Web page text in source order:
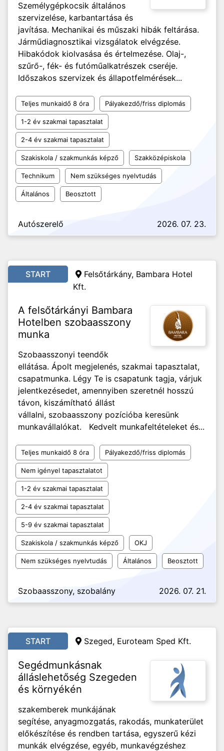
Személygépkocsik általános
szervizelése, karbantartása és
javítása. Mechanikai és műszaki hibák feltárása.
Járműdiagnosztikai vizsgálatok elvégzése.
Hibakódok kiolvasása és értelmezése. Olaj-,
szűrő-, fék- és futóműalkatrészek cseréje.
Időszakos szervizek és állapotfelmérések...
Teljes munkaidő 8 óra Pályakezdő/friss diplomás
1-2 év szakmai tapasztalat
2-4 év szakmai tapasztalat
Szakiskola / szakmunkás képző Szakközépiskola
Technikum Nem szükséges nyelvtudás
Általános Beosztott
Autószerelő 2026. 07. 23.
START
Felsőtárkány, Bambara Hotel
Kft.
A felsőtárkányi Bambara
Hotelben szobaasszony
munka
Szobaasszonyi teendők
ellátása. Ápolt megjelenés, szakmai tapasztalat,
csapatmunka. Légy Te is csapatunk tagja, várjuk
jelentkezésedet, amennyiben szeretnél hosszú
távon, kiszámítható állást
vállalni, szobaasszony pozícióba keresünk
munkavállalókat. Kedvelt munkafeltételeket és...
Teljes munkaidő 8 óra Pályakezdő/friss diplomás
Nem igényel tapasztalatot
1-2 év szakmai tapasztalat
2-4 év szakmai tapasztalat
5-9 év szakmai tapasztalat
Szakiskola / szakmunkás képző OKJ
Nem szükséges nyelvtudás Általános Beosztott
Szobaasszony, szobalány 2026. 07. 21.
START Szeged, Euroteam Sped Kft.
Segédmunkásnak
álláslehetőség Szegeden
és környékén
szakemberek munkájának
segítése, anyagmozgatás, rakodás, munkaterület
előkészítése és rendben tartása, egyszerű kézi
munkák elvégzése, egyéb, munkavégzéshez